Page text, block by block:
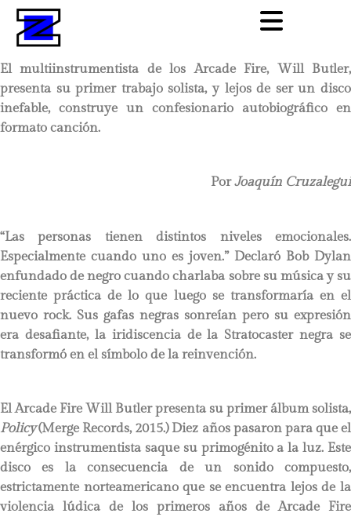
El multiinstrumentista de los Arcade Fire, Will Butler,
presenta su primer trabajo solista, y lejos de ser un disco
inefable, construye un confesionario autobiográfico en
formato canción.
PorJoaquín Cruzalegui
“Las personas tienen distintos niveles emocionales.
Especialmente cuando uno es joven.” Declaró Bob Dylan
enfundado de negro cuando charlaba sobre su música y su
reciente práctica de lo que luego se transformaría en el
nuevo rock. Sus gafas negras sonreían pero su expresión
era desafiante, la iridiscencia de la Stratocaster negra se
transformó en el símbolo de la reinvención.
El Arcade Fire Will Butler presenta su primer álbum solista,
Policy(Merge Records, 2015.) Diez años pasaron para que el
enérgico instrumentista saque su primogénito a la luz. Este
disco es la consecuencia de un sonido compuesto,
estrictamente norteamericano que se encuentra lejos de la
violencia lúdica de los primeros años de Arcade Fire